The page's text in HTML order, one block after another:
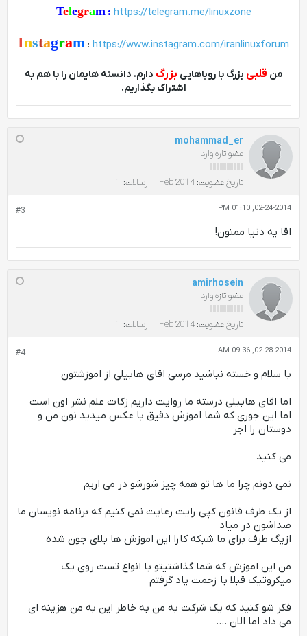
Telegram: https://telegram.me/linuxzone
Instagram : https://www.instagram.com/iranlinuxforum
من قلبی بزرگ با رویاهایی بزرگ دارم. دانسته هایمان را با هم به
اشتراک بگذاریم.
mohammad_er
عضو تازه وارد
تاریخ عضویت: Feb 2014 ارسالات: 1
#3 02-24-2014, 01:10 PM
اقا یه دنیا ممنون!
amirhosein
عضو تازه وارد
تاریخ عضویت: Feb 2014 ارسالات: 1
#4 02-28-2014, 09:36 AM
با سلام و خسته نباشید مرسی اقای هابیلی از اموزشتون
اما اقای هابیلی درسته ما روایت داریم زکات علم نشر اون است
اما این جوری که شما اموزش دقیق با عکس میدید نون من و
دوستان را اجر
می کنید
نمی دونم چرا ما ها تو همه چیز شورشو در می اریم
از یک طرف قانون کپی رایت رعایت نمی کنیم که برنامه نویسان ما
صداشون در میاد
ازیگ طرف برای ما شبکه کارا این اموزش ها بلای جون شده
من این اموزش که شما گذاشتیتو با انواع تست روی یک
میکروتیک قبلا با زحمت یاد گرفتم
فکر شو کنید که یک شرکت به من به خاطر این به من هزینه ای
می داد اما الان ....